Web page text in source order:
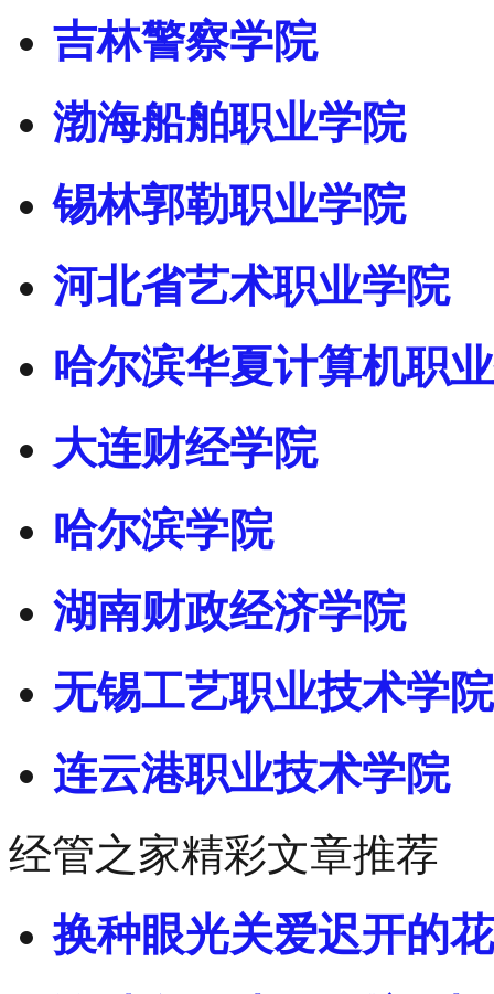
吉林警察学院
渤海船舶职业学院
锡林郭勒职业学院
河北省艺术职业学院
哈尔滨华夏计算机职
大连财经学院
哈尔滨学院
湖南财政经济学院
无锡工艺职业技术学院
连云港职业技术学院
经管之家精彩文章推荐
换种眼光关爱迟开的